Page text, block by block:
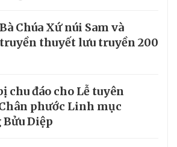
Chúa Xứ núi Sam và
thuyết lưu truyền 200
chu đáo cho Lễ tuyên
phước Linh mục
Diệp